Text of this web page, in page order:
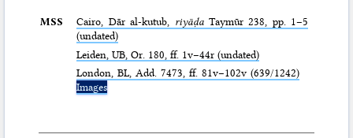
MSS Cairo, Dār al-kutub riyāḍaTaymūr 238, pp. 1–5
(undated)
Leiden,UB , Or. 180, ff. 1v–44r (undated)
London,BL, Add. 7473, ff. 81v–102v (639/1242)
Images